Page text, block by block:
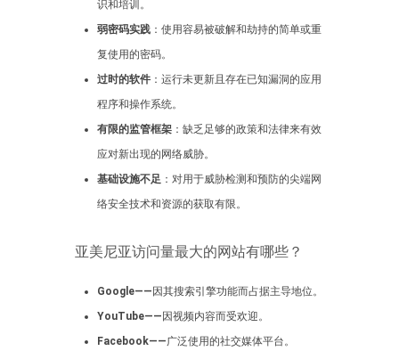
识和培训。
弱密码实践 ：使用容易被破解和劫持的简单或重
复使用的密码。
过时的软件 ：运行未更新且存在已知漏洞的应用
程序和操作系统。
有限的监管框架 ：缺乏足够的政策和法律来有效
应对新出现的网络威胁。
基础设施不足 ：对用于威胁检测和预防的尖端网
络安全技术和资源的获取有限。
亚美尼亚访问量最大的网站有哪些？
Google—— 因其搜索引擎功能而占据主导地位。
YouTube—— 因视频内容而受欢迎。
Facebook——广泛使用的社交媒体平台。